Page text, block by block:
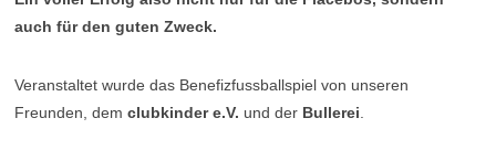
auch für den guten Zweck.
Veranstaltet wurde das Benefizfussballspiel von unseren
Freunden, demclubkinder e.V. und der Bullerei.